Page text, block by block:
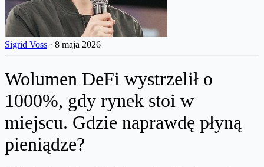
Sigrid Voss · 8 maja 2026
Wolumen DeFi wystrzelił o
1000%, gdy rynek stoi w
miejscu. Gdzie naprawdę płyną
pieniądze?